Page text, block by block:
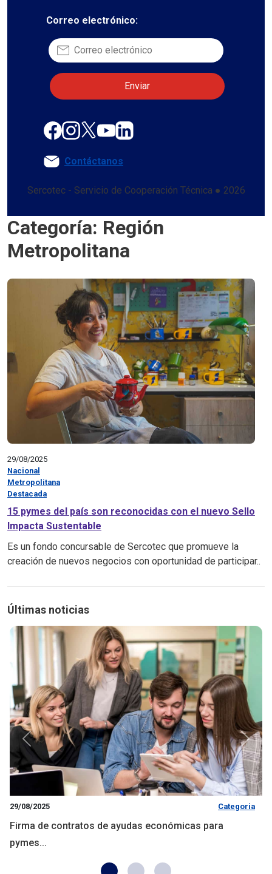
Correo electrónico:
Contáctanos
Sercotec - Servicio de Cooperación Técnica ● 2026
Categoría: Región
Metropolitana
29/08/2025
Nacional
Metropolitana
Destacada
15 pymes del país son reconocidas con el nuevo Sello
Impacta Sustentable
Es un fondo concursable de Sercotec que promueve la
creación de nuevos negocios con oportunidad de participar..
Últimas noticias
29/08/2025 Categoria
Firma de contratos de ayudas económicas para
pymes...
Anterior